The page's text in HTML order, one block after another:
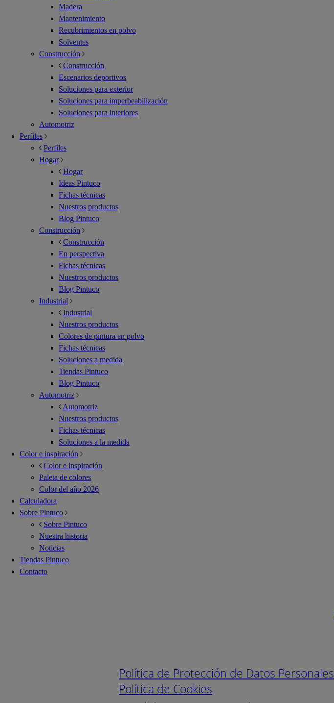
Madera
Mantenimiento
Recubrimientos en polvo
Solventes
Construcción
Construcción
Escenarios deportivos
Soluciones para exterior
Soluciones para imperbeabilización
Soluciones para interiores
Automotriz
Perfiles
Perfiles
Hogar
Hogar
Ideas Pintuco
Fichas técnicas
Nuestros productos
Blog Pintuco
Construcción
Construcción
En perspectiva
Fichas técnicas
Nuestros productos
Blog Pintuco
Industrial
Industrial
Nuestros productos
Colores de pintura en polvo
Fichas técnicas
Soluciones a medida
Tiendas Pintuco
Blog Pintuco
Automotriz
Automotriz
Nuestros productos
Fichas técnicas
Soluciones a la medida
Color e inspiración
Color e inspiración
Paleta de colores
Color del año 2026
Calculadora
Sobre Pintuco
Sobre Pintuco
Nuestra historia
Noticias
Tiendas Pintuco
Contacto
Política de Protección de Datos Personales
Política de Cookies